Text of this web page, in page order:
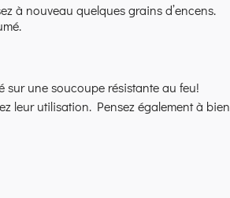
à nouveau quelques grains d’encens.
sur une soucoupe résistante au feu!
leur utilisation. Pensez également à bien